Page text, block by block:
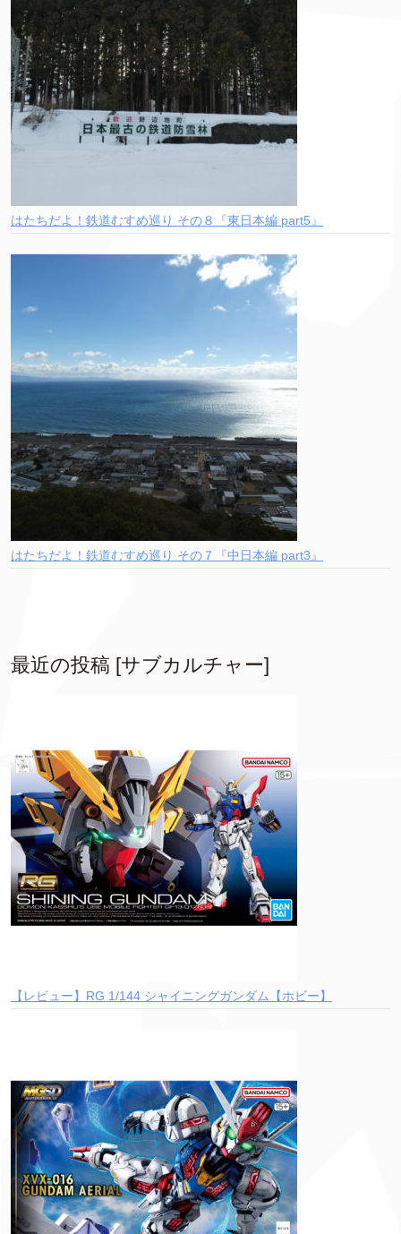
はたちだよ！鉄道むすめ巡り その８『東日本編 part5』
はたちだよ！鉄道むすめ巡り その７『中日本編 part3』
最近の投稿 [サブカルチャー]
【レビュー】RG 1/144 シャイニングガンダム【ホビー】